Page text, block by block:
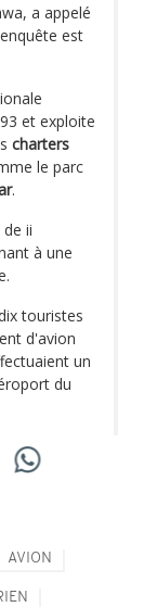
a appelé
est
et exploite
charters
le parc
.
ii
à une
touristes
d'avion
un
du
AVION